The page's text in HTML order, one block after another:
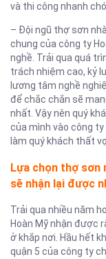
và thi công nhanh
– Đội ngũ thợ sơn
chung của công ty
nghề. Trải qua quá
trách nhiệm cao, kỷ
lương tâm nghề
để chắc chắn sẽ
nhất. Vậy nên quý
của mình vào công
làm quý khách thất
Lựa chọn thợ sơn
sẽ nhận lại được
Trải qua nhiều năm
Hoàn Mỹ nhận được
ở khắp nơi. Hầu hết
quận 5 của công ty